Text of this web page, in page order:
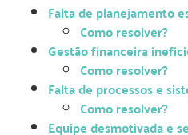
Falta de planejamento
Como resolver?
Gestão financeira
Como resolver?
Falta de processos e
Como resolver?
Equipe desmotivada e